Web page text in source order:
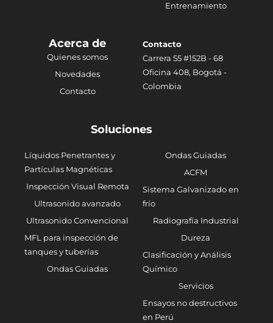
Entrenamiento
Acerca de
Quienes somos
Novedades
Contacto
Contacto
Carrera 55 #152B - 68
Oficina 408, Bogotá -
Colombia
Soluciones
Líquidos Penetrantes y
Partículas Magnéticas
Inspección Visual Remota
Ultrasonido avanzado
Ultrasonido Convencional
MFL para inspección de
tanques y tuberías
Ondas Guiadas
Ondas Guiadas
ACFM
Sistema Galvanizado en
frío
Radiografía Industrial
Dureza
Clasificación y Análisis
Químico
Servicios
Ensayos no destructivos
en Perú